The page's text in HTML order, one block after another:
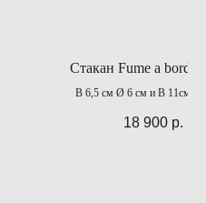
Стакан Fume a bordo
В 6,5 см Ø 6 см и В 11см Ø
18 900 р.